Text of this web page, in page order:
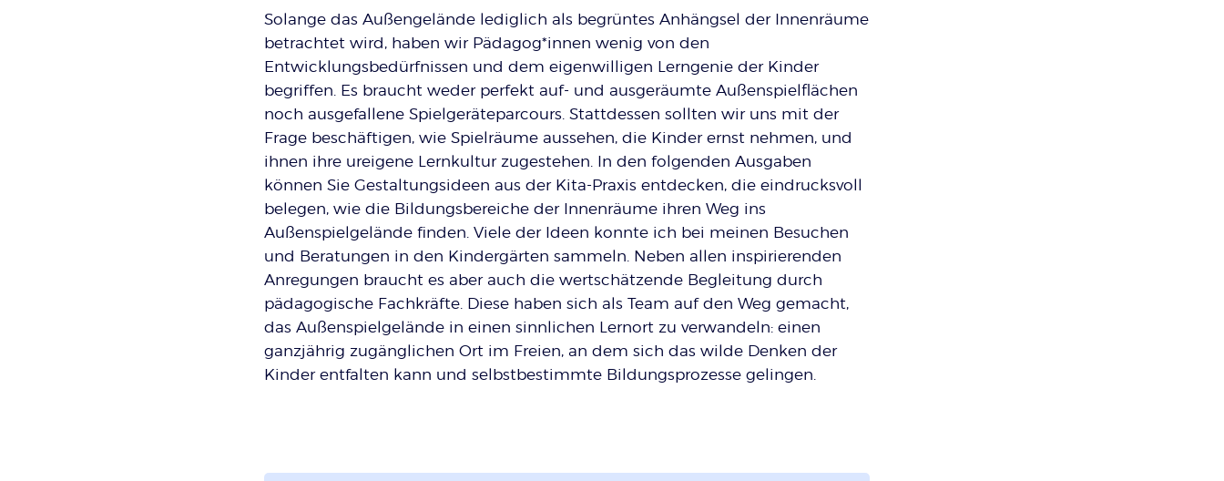
Solange das Außengelände lediglich als begrüntes Anhängsel der Innenräume
betrachtet wird, haben wir Pädagog*innen wenig von den
Entwicklungsbedürfnissen und dem eigenwilligen Lerngenie der Kinder
begriffen. Es braucht weder perfekt auf- und ausgeräumte Außenspielflächen
noch ausgefallene Spielgeräteparcours. Stattdessen sollten wir uns mit der
Frage beschäftigen, wie Spielräume aussehen, die Kinder ernst nehmen, und
ihnen ihre ureigene Lernkultur zugestehen. In den folgenden Ausgaben
können Sie Gestaltungsideen aus der Kita-Praxis entdecken, die eindrucksvoll
belegen, wie die Bildungsbereiche der Innenräume ihren Weg ins
Außenspielgelände finden. Viele der Ideen konnte ich bei meinen Besuchen
und Beratungen in den Kindergärten sammeln. Neben allen inspirierenden
Anregungen braucht es aber auch die wertschätzende Begleitung durch
pädagogische Fachkräfte. Diese haben sich als Team auf den Weg gemacht,
das Außenspielgelände in einen sinnlichen Lernort zu verwandeln: einen
ganzjährig zugänglichen Ort im Freien, an dem sich das wilde Denken der
Kinder entfalten kann und selbstbestimmte Bildungsprozesse gelingen.